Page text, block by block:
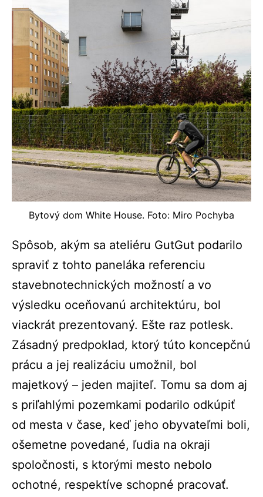
Bytový dom White House. Foto: Miro Pochyba
Spôsob, akým sa ateliéru GutGut podarilo
spraviť z tohto paneláka referenciu
stavebnotechnických možností a vo
výsledku oceňovanú architektúru, bol
viackrát prezentovaný. Ešte raz potlesk.
Zásadný predpoklad, ktorý túto koncepčnú
prácu a jej realizáciu umožnil, bol
majetkový – jeden majiteľ. Tomu sa dom aj
s priľahlými pozemkami podarilo odkúpiť
od mesta v čase, keď jeho obyvateľmi boli,
ošemetne povedané, ľudia na okraji
spoločnosti, s ktorými mesto nebolo
ochotné, respektíve schopné pracovať.